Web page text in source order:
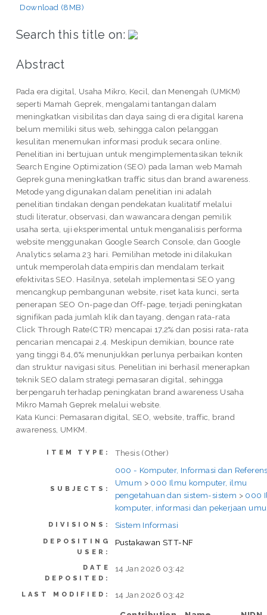
Download (8MB)
Search this title on:
Abstract
Pada era digital, Usaha Mikro, Kecil, dan Menengah (UMKM)
seperti Mamah Geprek, mengalami tantangan dalam
meningkatkan visibilitas dan daya saing di era digital karena
belum memiliki situs web, sehingga calon pelanggan
kesulitan menemukan informasi produk secara online.
Penelitian ini bertujuan untuk mengimplementasikan teknik
Search Engine Optimization (SEO) pada laman web Mamah
Geprek guna meningkatkan traffic situs dan brand awareness.
Metode yang digunakan dalam penelitian ini adalah
penelitian tindakan dengan pendekatan kualitatif melalui
studi literatur, observasi, dan wawancara dengan pemilik
usaha serta, uji eksperimental untuk menganalisis performa
website menggunakan Google Search Console, dan Google
Analytics selama 23 hari. Pemilihan metode ini dilakukan
untuk memperolah data empiris dan mendalam terkait
efektivitas SEO. Hasilnya, setelah implementasi SEO yang
mencangkup pembangunan website, riset kata kunci, serta
penerapan SEO On-page dan Off-page, terjadi peningkatan
signifikan pada jumlah klik dan tayang, dengan rata-rata
Click Through Rate(CTR) mencapai 17,2% dan posisi rata-rata
pencarian mencapai 2,4. Meskipun demikian, bounce rate
yang tinggi 84,6% menunjukkan perlunya perbaikan konten
dan struktur navigasi situs. Penelitian ini berhasil menerapkan
teknik SEO dalam strategi pemasaran digital, sehingga
berpengaruh terhadap peningkatan brand awareness Usaha
Mikro Mamah Geprek melalui website.
Kata Kunci: Pemasaran digital, SEO, website, traffic, brand
awareness, UMKM.
ITEM TYPE: Thesis (Other)
SUBJECTS:
000 - Komputer, Informasi dan
Umum > 000 Ilmu komputer, ilmu
pengetahuan dan sistem-sistem > 000
komputer, informasi dan pekerjaan
DIVISIONS: Sistem Informasi
DEPOSITING
USER:
Pustakawan STT-NF
DATE
DEPOSITED:
14 Jan 2026 03:42
LAST MODIFIED: 14 Jan 2026 03:42